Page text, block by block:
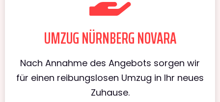
UMZUG NÜRNBERG NOVARA
Nach Annahme des Angebots sorgen wir
für einen reibungslosen Umzug in Ihr neues
Zuhause.